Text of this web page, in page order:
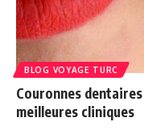
BLOG VOYAGE TURC
Couronnes
meilleures cliniques